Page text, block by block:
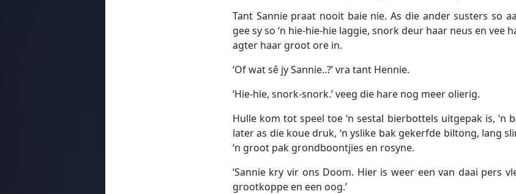
Tant Sannie praat nooit baie nie. As die ander susters so
gee sy so ‘n hie-hie-hie laggie, snork deur haar neus en vee
agter haar groot ore in.
‘Of wat sê jy Sannie..?’ vra tant Hennie.
‘Hie-hie, snork-snork.’ veeg die hare nog meer olierig.
Hulle kom tot speel toe ‘n sestal bierbottels uitgepak is, ‘n
later as die koue druk, ‘n yslike bak gekerfde biltong, lang
‘n groot pak grondboontjies en rosyne.
‘Sannie kry vir ons Doom. Hier is weer een van daai pers
grootkoppe en een oog.’